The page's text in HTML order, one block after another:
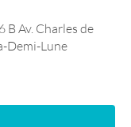
B Av. Charles de
Demi-Lune